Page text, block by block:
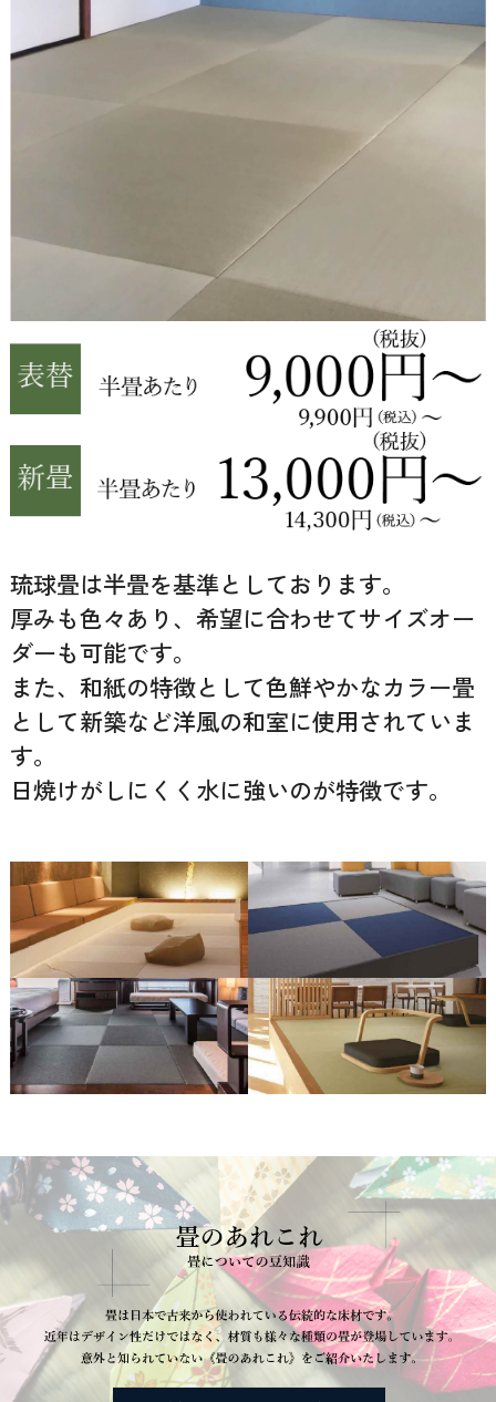
琉球畳は半畳を基準としております。
厚みも色々あり、希望に合わせてサイズオー
ダーも可能です。
また、和紙の特徴として色鮮やかなカラー畳
として新築など洋風の和室に使用されていま
す。
日焼けがしにくく水に強いのが特徴です。